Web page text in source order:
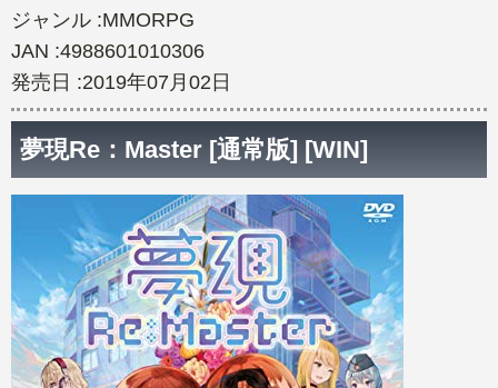
ジャンル :MMORPG
JAN :4988601010306
発売日 :2019年07月02日
夢現Re：Master [通常版] [WIN]